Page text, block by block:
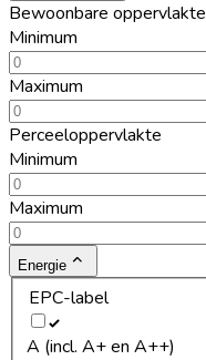
Bewoonbare oppervlakte
Minimum
Maximum
Perceeloppervlakte
Minimum
Maximum
Energie
EPC-label
A (incl. A+ en A++)